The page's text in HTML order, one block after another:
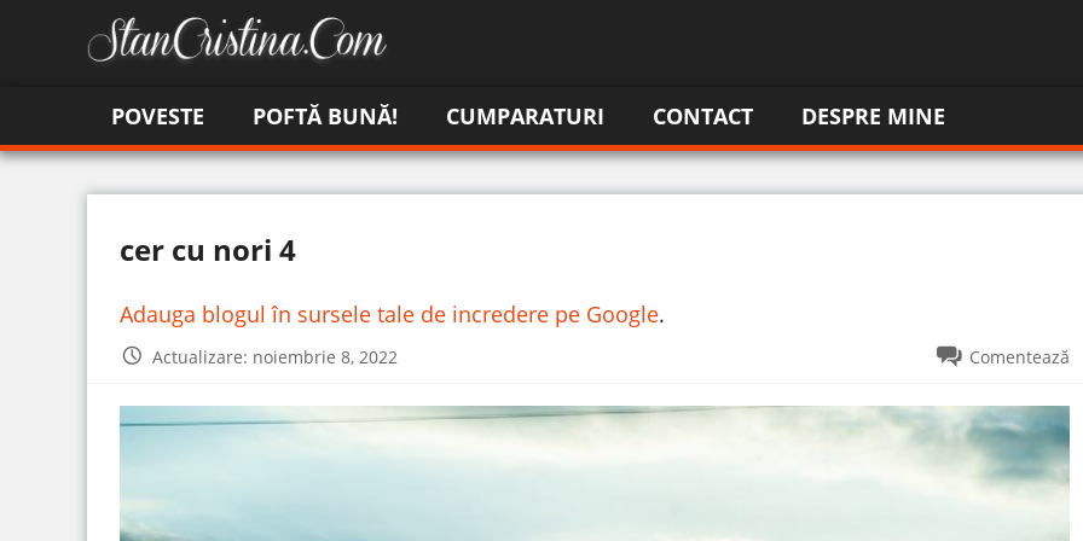
POVESTE POFTĂ BUNĂ! CUMPARATURI CONTACT DESPRE MINE
cer cu nori 4
Adauga blogul în sursele tale de incredere pe Google.
Actualizare: noiembrie 8, 2022 Comentează